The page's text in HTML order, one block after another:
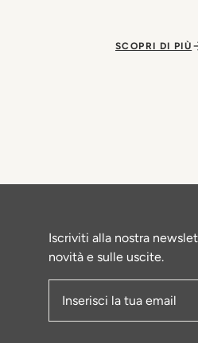
SCOPRI DI PIÙ
Iscriviti alla nostra
novità e sulle uscite.
Indirizzo e-mail